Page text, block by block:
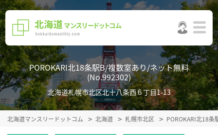
POROKARI北18条駅B/複数室あり/ネット無料
(No.992302)
北海道札幌市北区北十八条西６丁目1-13
北海道マンスリードットコム 北海道 札幌市北区 POROKARI北18